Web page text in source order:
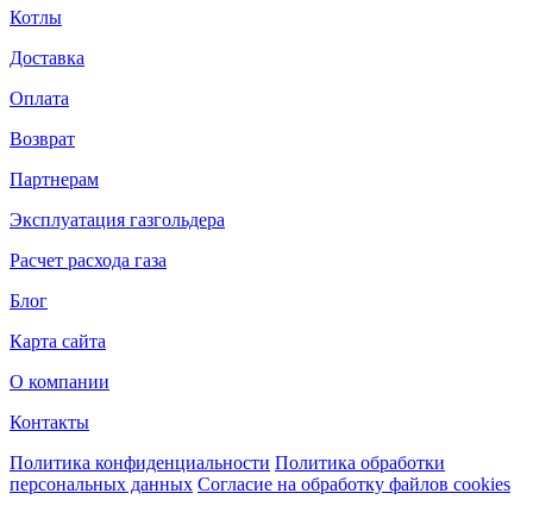
Котлы
Доставка
Оплата
Возврат
Партнерам
Эксплуатация газгольдера
Расчет расхода газа
Блог
Карта сайта
О компании
Контакты
Политика конфиденциальности Политика обработки
персональных данных Согласие на обработку файлов cookies